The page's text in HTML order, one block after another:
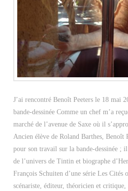
J’ai rencontré Benoît Peeters le 18 mai
bande-dessinée Comme un chef m’a
marché de l’avenue de Saxe où il
Ancien élève de Roland Barthes, Benoît
pour son travail sur la bande-dessinée ;
de l’univers de Tintin et biographe
François Schuiten d’une série Les Cités
scénariste, éditeur, théoricien et critique,